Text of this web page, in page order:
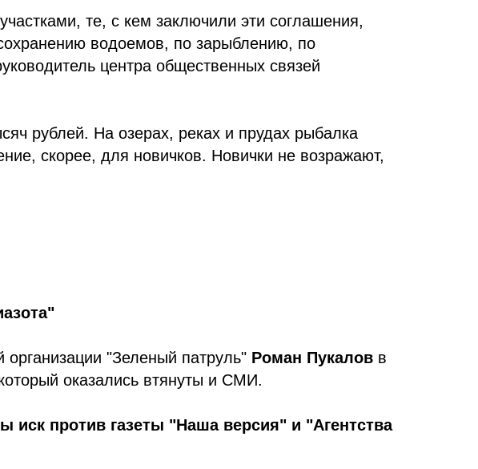
те, с кем заключили эти соглашения,
водоемов, по зарыблению, по
центра общественных связей
рублей. На озерах, реках и прудах рыбалка
скорее, для новичков. Новички не возражают,
"Зеленый патруль" Роман Пукалов в
оказались втянуты и СМИ.
против газеты "Наша версия" и "Агентства